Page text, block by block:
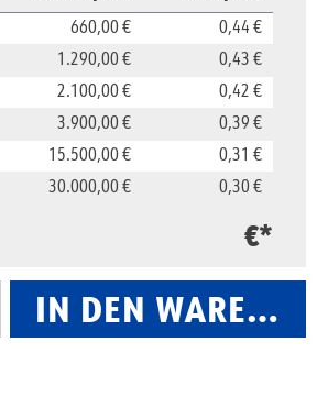
660,00 €
0,44 €
1.290,00 €
0,43 €
2.100,00 €
0,42 €
3.900,00 €
0,39 €
15.500,00 €
0,31 €
30.000,00 € 0,30 €
€*
Gib den gewünschten Wert ein
IN DEN